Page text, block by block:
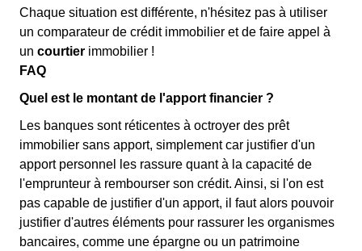
Chaque situation est différente, n'hésitez pas à utiliser
un comparateur de crédit immobilier et de faire appel à
un courtier immobilier !
FAQ
Quel est le montant de l'apport financier ?
Les banques sont réticentes à octroyer des prêt
immobilier sans apport, simplement car justifier d'un
apport personnel les rassure quant à la capacité de
l'emprunteur à rembourser son crédit. Ainsi, si l'on est
pas capable de justifier d'un apport, il faut alors pouvoir
justifier d'autres éléments pour rassurer les organismes
bancaires, comme une épargne ou un patrimoine